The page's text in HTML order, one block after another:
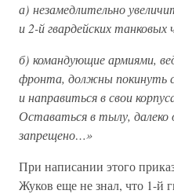
а) незамедлительно
и 2-й гвардейских танковых
б) командующие армиями,
фронта, должны покинуть
и направиться в свои
Оставаться в тылу, далеко
запрещено…»
При написании этого
Жуков еще не знал, что 1-й